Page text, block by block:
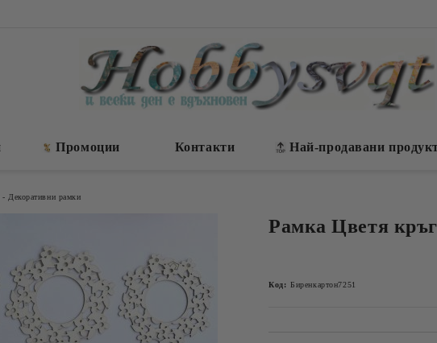
Промоции Контакти Най-продавани
Декоративни рамки
Рамка Цветя
Код: Биренкартон7251